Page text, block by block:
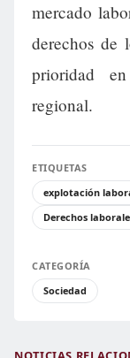
mercado
derechos de
prioridad
regional.
ETIQUETAS
explotación
Derechos
CATEGORÍA
Sociedad